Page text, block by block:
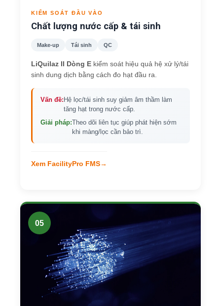
KIỂM SOÁT ĐẦU VÀO
Chất lượng nước cấp & tái sinh
Make-up Tái sinh QC
LiQuilaz II Dòng E kiểm soát hiệu quả hệ xử lý/tái
sinh dung dịch bằng cách đo hạt đầu ra.
Vấn đề:Hệ lọc/tái sinh suy giảm âm thầm làm
tăng hạt trong nước cấp.
Giải pháp:Theo dõi liên tục giúp phát hiện sớm
khi màng/lọc cần bảo trì.
Xem FacilityPro FMS→
05